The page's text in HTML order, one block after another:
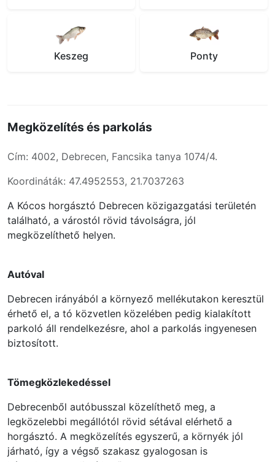
Keszeg Ponty
Megközelítés és parkolás
Cím: 4002, Debrecen, Fancsika tanya 1074/4.
Koordináták: 47.4952553, 21.7037263
A Kócos horgásztó Debrecen közigazgatási területén
található, a várostól rövid távolságra, jól
megközelíthető helyen.
Autóval
Debrecen irányából a környező mellékutakon keresztül
érhető el, a tó közvetlen közelében pedig kialakított
parkoló áll rendelkezésre, ahol a parkolás ingyenesen
biztosított.
Tömegközlekedéssel
Debrecenből autóbusszal közelíthető meg, a
legközelebbi megállótól rövid sétával elérhető a
horgásztó. A megközelítés egyszerű, a környék jól
járható, így a végső szakasz gyalogosan is